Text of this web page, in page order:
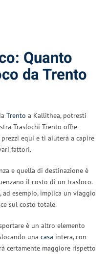
Quanto
da Trento
Trento a Kallithea, potresti
Traslochi Trento offre
equi e ti aiuterà a capire
fattori.
e quella di destinazione è
il costo di un trasloco.
esempio, implica un viaggio
sul costo totale.
è un altro elemento
una casa intera, con
certamente maggiore rispetto